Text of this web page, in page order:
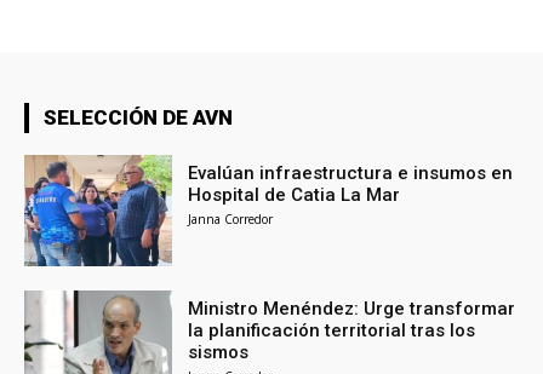
SELECCIÓN DE AVN
Evalúan infraestructura e insumos en
Hospital de Catia La Mar
Janna Corredor
Ministro Menéndez: Urge transformar
la planificación territorial tras los
sismos